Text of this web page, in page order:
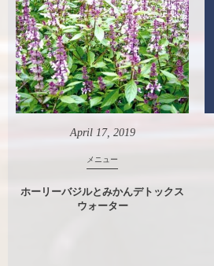
April 17, 2019
メニュー
ホーリーバジルとみかんデトックス
ウォーター